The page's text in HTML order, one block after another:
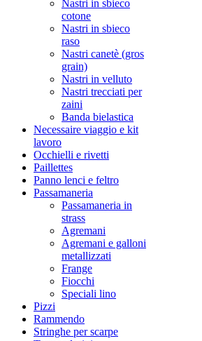
Nastri in sbieco
cotone
Nastri in sbieco
raso
Nastri canetè (gros
grain)
Nastri in velluto
Nastri trecciati per
zaini
Banda bielastica
Necessaire viaggio e kit
lavoro
Occhielli e rivetti
Paillettes
Panno lenci e feltro
Passamaneria
Passamaneria in
strass
Agremani
Agremani e galloni
metallizzati
Frange
Fiocchi
Speciali lino
Pizzi
Rammendo
Stringhe per scarpe